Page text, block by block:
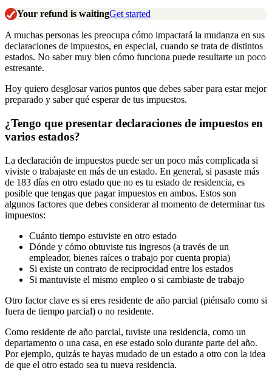
Your refund is waitingGet started
A muchas personas les preocupa cómo impactará la mudanza en sus
declaraciones de impuestos, en especial, cuando se trata de distintos
estados. No saber muy bien cómo funciona puede resultarte un poco
estresante.
Hoy quiero desglosar varios puntos que debes saber para estar mejor
preparado y saber qué esperar de tus impuestos.
¿Tengo que presentar declaraciones de impuestos en
varios estados?
La declaración de impuestos puede ser un poco más complicada si
viviste o trabajaste en más de un estado. En general, si pasaste más
de 183 días en otro estado que no es tu estado de residencia, es
posible que tengas que pagar impuestos en ambos. Estos son
algunos factores que debes considerar al momento de determinar tus
impuestos:
Cuánto tiempo estuviste en otro estado
Dónde y cómo obtuviste tus ingresos (a través de un
empleador, bienes raíces o trabajo por cuenta propia)
Si existe un contrato de reciprocidad entre los estados
Si mantuviste el mismo empleo o si cambiaste de trabajo
Otro factor clave es si eres residente de año parcial (piénsalo como si
fuera de tiempo parcial) o no residente.
Como residente de año parcial, tuviste una residencia, como un
departamento o una casa, en ese estado solo durante parte del año.
Por ejemplo, quizás te hayas mudado de un estado a otro con la idea
de que el otro estado sea tu nueva residencia.